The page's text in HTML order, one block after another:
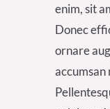
enim, sit
Donec
ornare
accumsan